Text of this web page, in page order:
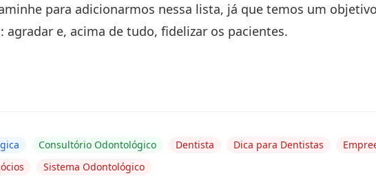
para adicionarmos nessa lista, já que temos um objetivo
agradar e, acima de tudo, fidelizar os pacientes.
Consultório Odontológico Dentista Dica para Dentistas
Sistema Odontológico